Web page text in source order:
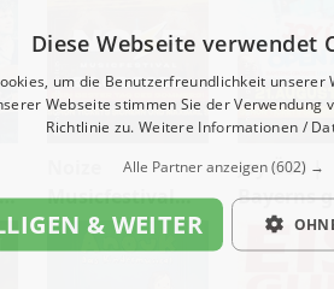
Musicfestival
2026
Joy Ü30 |
Bayerns
Ü30
Diese Webseite verwendet
um die Benutzerfreundlichkeit unserer
Webseite stimmen Sie der Verwendung
Richtlinie zu. Weitere Informationen /
Alle Partner anzeigen(602) →
& WEITER